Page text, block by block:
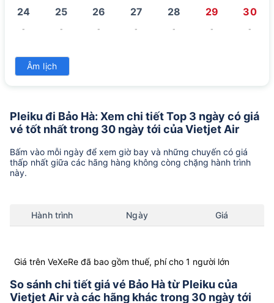
24
-
25
-
26
-
27
-
28
-
29
-
30
-
31
Âm lịch
Pleiku đi Bảo Hà: Xem chi tiết Top 3 ngày có giá
vé tốt nhất trong 30 ngày tới của Vietjet Air
Bấm vào mỗi ngày để xem giờ bay và những chuyến có giá
thấp nhất giữa các hãng hàng không còng chặng hành trình
này.
Hành trình Ngày Giá
Giá trên VeXeRe đã bao gồm thuế, phí cho 1 người lớn
So sánh chi tiết giá vé Bảo Hà từ Pleiku của
Vietjet Air và các hãng khác trong 30 ngày tới